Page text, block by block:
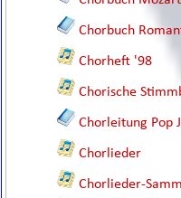
Chorbuch
Chorheft '98
Chorische
Chorleitung Pop
Chorlieder
Chorlieder-